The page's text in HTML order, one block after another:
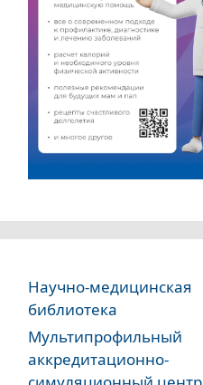
Научно-медицинская
библиотека
Мультипрофильный
аккредитационно-